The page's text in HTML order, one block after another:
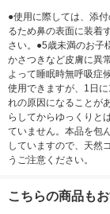
●使用に際しては、添
るため鼻の表面に装着
さい。●5歳未満のお子
かさつきなど皮膚に異
よって睡眠時無呼吸症
使用できますが、1日
れの原因になることが
らしてからゆっくりと
ていません。本品を包
していますので、天然
うご注意ください。
こちらの商品も